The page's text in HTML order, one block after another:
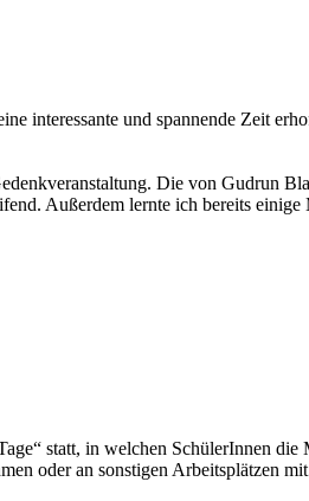
interessante und spannende Zeit
Die von Gudrun
Außerdem lernte ich bereits
statt, in welchen SchülerInnen
oder an sonstigen Arbeitsplätzen